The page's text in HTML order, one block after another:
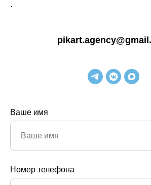
.
Ваше имя
Номер телефона